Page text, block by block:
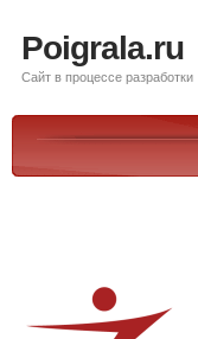
Poigrala.ru
Сайт в процессе разработки